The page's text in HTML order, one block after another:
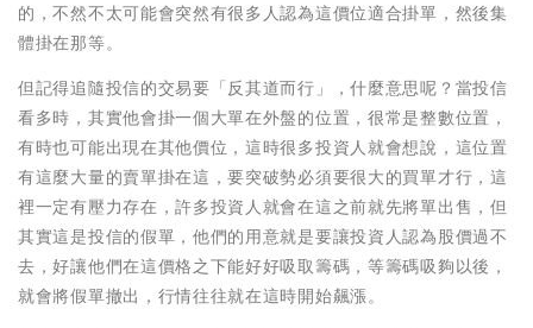
的，不然不太可能會突然有很多人認為這價位適合掛單，然後集
體掛在那等。
但記得追隨投信的交易要「反其道而行」，什麼意思呢？當投信
看多時，其實他會掛一個大單在外盤的位置，很常是整數位置，
有時也可能出現在其他價位，這時很多投資人就會想說，這位置
有這麼大量的賣單掛在這，要突破勢必須要很大的買單才行，這
裡一定有壓力存在，許多投資人就會在這之前就先將單出售，但
其實這是投信的假單，他們的用意就是要讓投資人認為股價過不
去，好讓他們在這價格之下能好好吸取籌碼，等籌碼吸夠以後，
就會將假單撤出，行情往往就在這時開始飆漲。